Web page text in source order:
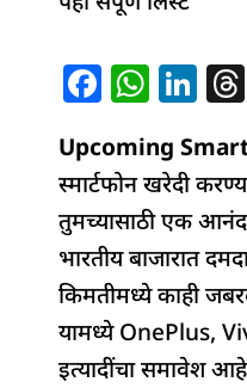
F
c
e
b
o
o
k
W
at
s
A
p
p
Li
k
e
dI
n
Upcoming
स्मार्टफोन खरेदी
तुमच्यासाठी एक
भारतीय बाजारात
किमतीमध्ये काही
यामध्ये OnePlus,
इत्यादींचा समावेश